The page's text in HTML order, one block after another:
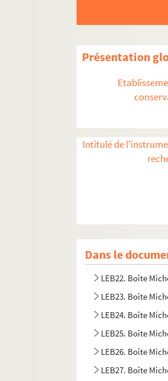
Présentation
Intitulé de
Dans le
LEB10. Boîte Doc
LEB12. Boîte
LEB13. Boîte
LEB14. Boîte
LEB15. Boîte
LEB19. Boîte
LEB20. Boîte
LEB21. Boîte
LEB22. Boîte
LEB23. Boîte
LEB24. Boîte
LEB25. Boîte
LEB26. Boîte
LEB27. Boîte